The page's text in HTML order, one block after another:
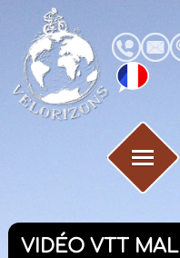
VIDÉO VTT MALI